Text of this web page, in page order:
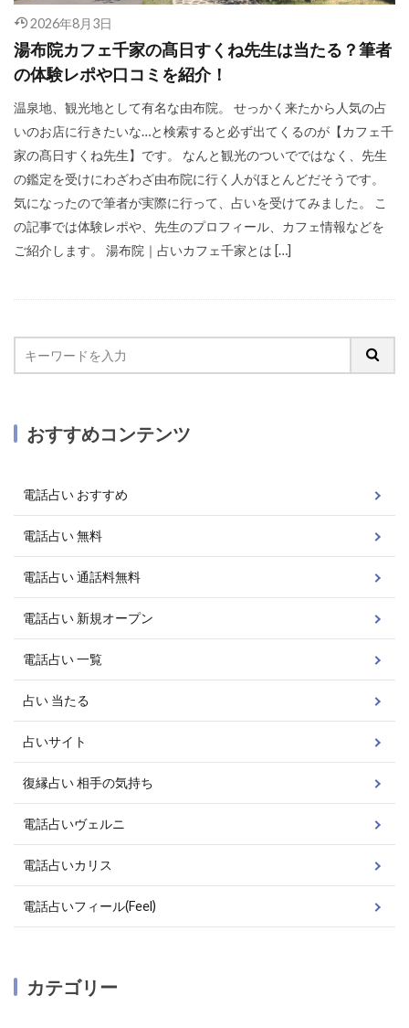
2026年8月3日
湯布院カフェ千家の髙日すくね先生は当たる？筆者
の体験レポや口コミを紹介！
温泉地、観光地として有名な由布院。 せっかく来たから人気の占
いのお店に行きたいな…と検索すると必ず出てくるのが【カフェ千
家の髙日すくね先生】です。 なんと観光のついでではなく、先生
の鑑定を受けにわざわざ由布院に行く人がほとんどだそうです。
気になったので筆者が実際に行って、占いを受けてみました。 こ
の記事では体験レポや、先生のプロフィール、カフェ情報などを
ご紹介します。 湯布院｜占いカフェ千家とは […]
おすすめコンテンツ
電話占い おすすめ
電話占い 無料
電話占い 通話料無料
電話占い 新規オープン
電話占い 一覧
占い 当たる
占いサイト
復縁占い 相手の気持ち
電話占いヴェルニ
電話占いカリス
電話占いフィール(Feel)
カテゴリー